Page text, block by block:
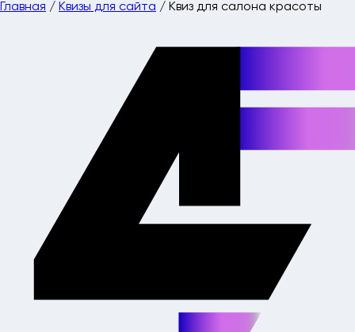
Главная / Квизы для сайта / Квиз для салона красоты